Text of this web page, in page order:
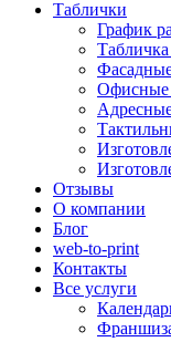
Таблички
График
Офисные
Отзывы
О компании
Блог
web-to-print
Контакты
Все услуги